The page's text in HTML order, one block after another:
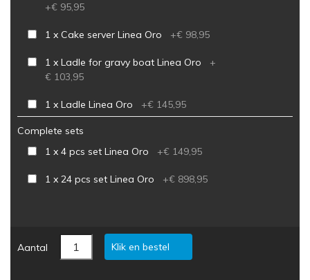
+€ 95,95
1 x Cake server Linea Oro +€ 98,95
1 x Ladle for gravy boat Linea Oro +
€ 103,95
1 x Ladle Linea Oro +€ 145,95
Complete sets
1 x 4 pcs set Linea Oro +€ 149,95
1 x 24 pcs set Linea Oro +€ 898,95
Aantal Klik en bestel